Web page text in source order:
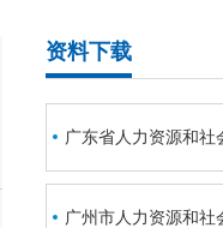
资料下载
广东省人力资源和
广州市人力资源和社